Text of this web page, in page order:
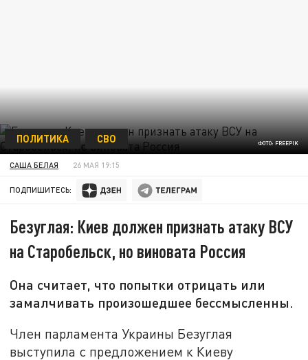
ФОТО: FREEPIK
ПОЛИТИКА СВО
САША БЕЛАЯ 26 МАЯ 19:15
ПОДПИШИТЕСЬ:
Безуглая: Киев должен признать атаку ВСУ
на Старобельск, но виновата Россия
Она считает, что попытки отрицать или
замалчивать произошедшее бессмысленны.
Член парламента Украины Безуглая
выступила с предложением к Киеву